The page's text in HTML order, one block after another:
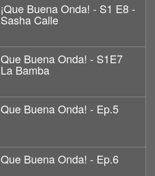
¡Que Buena Onda! - S1 E8 -
Sasha Calle
Que Buena Onda! - S1E7
La Bamba
Que Buena Onda! - Ep.5
Que Buena Onda! - Ep.6